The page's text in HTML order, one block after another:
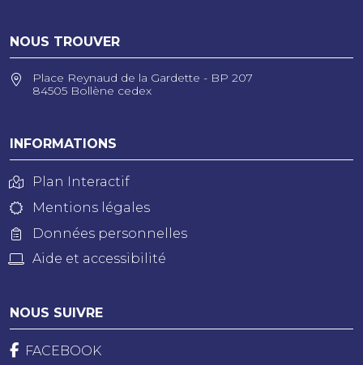
NOUS TROUVER
Place Reynaud de la Gardette - BP 207
84505 Bollène cedex
INFORMATIONS
Plan Interactif
Mentions légales
Données personnelles
Aide et accessibilité
NOUS SUIVRE
FACEBOOK